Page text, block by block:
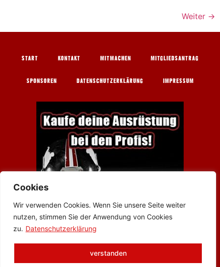
Cookies
Wir verwenden Cookies. Wenn Sie unsere Seite weiter
nutzen, stimmen Sie der Anwendung von Cookies
zu. Datenschutzerklärung
verstanden
Weiter →
START KONTAKT MITMACHEN MITGLIEDSANTRAG
SPONSOREN DATENSCHUTZERKLÄRUNG IMPRESSUM
Werbung
© 2026 AMERICAN FOOTBALL CLUB WETTERAU BULLS
WÖLFERSHEIM E.V.